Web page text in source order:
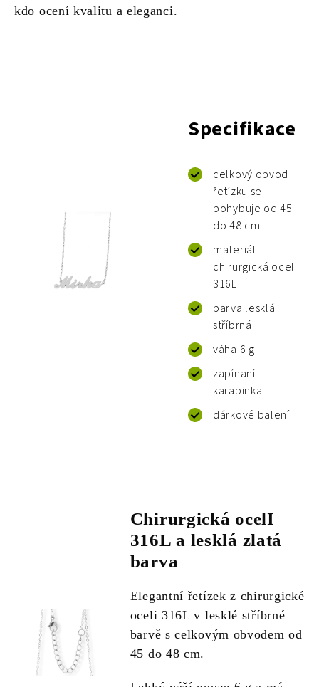
kdo ocení kvalitu a eleganci.
Specifikace
celkový obvod
řetízku se
pohybuje od 45
do 48 cm
materiál
chirurgická ocel
316L
barva lesklá
stříbrná
váha 6 g
zapínaní
karabinka
dárkové balení
Chirurgická ocelI
316L a lesklá zlatá
barva
Elegantní řetízek z chirurgické
oceli 316L v lesklé stříbrné
barvě s celkovým obvodem od
45 do 48 cm.